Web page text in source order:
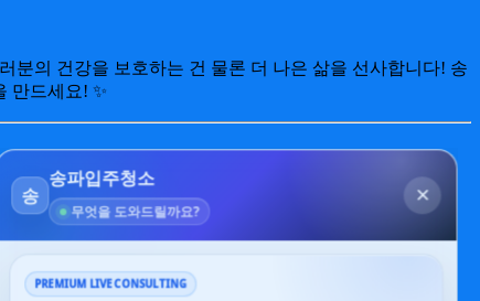
분의 건강을 보호하는 건 물론 더 나은 삶을 선사합니다! 송
만드세요! ✨